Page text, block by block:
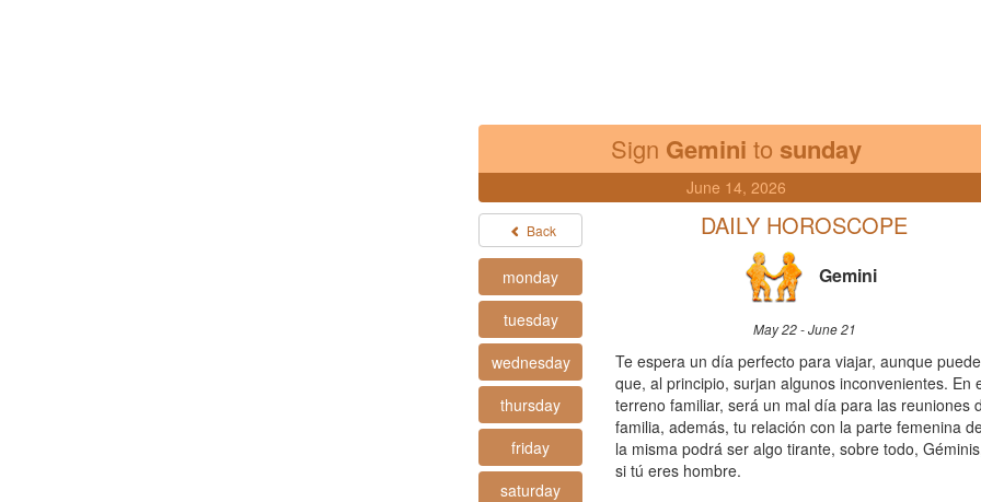
Sign Gemini to sunday
June 14, 2026
Back
monday
tuesday
wednesday
thursday
friday
saturday
DAILY HOROSCOPE
Gemini
May 22 - June 21
Te espera un día perfecto para viajar, aunque puede
que, al principio, surjan algunos inconvenientes. En
terreno familiar, será un mal día para las reuniones
familia, además, tu relación con la parte femenina
la misma podrá ser algo tirante, sobre todo,
si tú eres hombre.